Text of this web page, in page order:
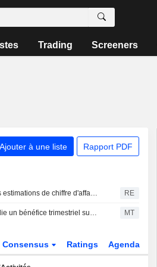
Trading Screeners
Ajouter à une liste Rapport PDF
Roku dépasse les estimations de chiffre d'affaires trimestriel grâce à la solidité de la publicité et des abonnements RE
Warner Bros. publie un bénéfice trimestriel surprise grâce au streaming ; l'accord avec Paramount reçoit le feu vert du Royaume-Uni MT
Consensus Ratings Agenda